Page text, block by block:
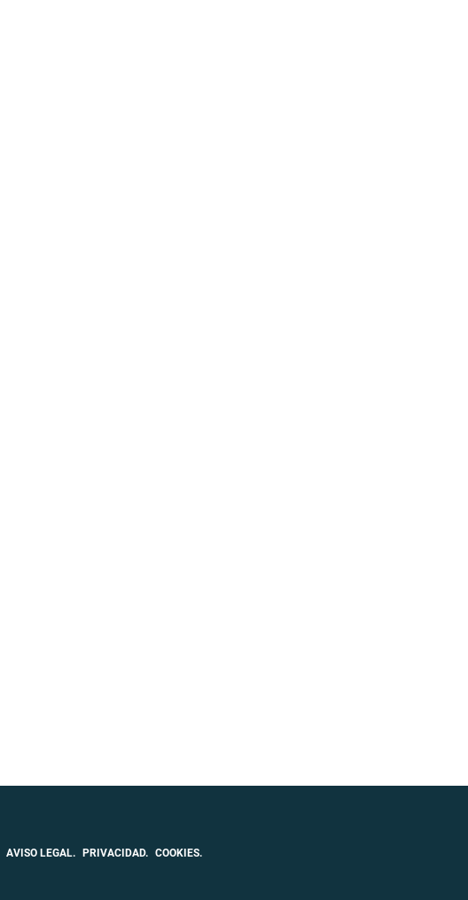
AVISO LEGAL. PRIVACIDAD. COOKIES.